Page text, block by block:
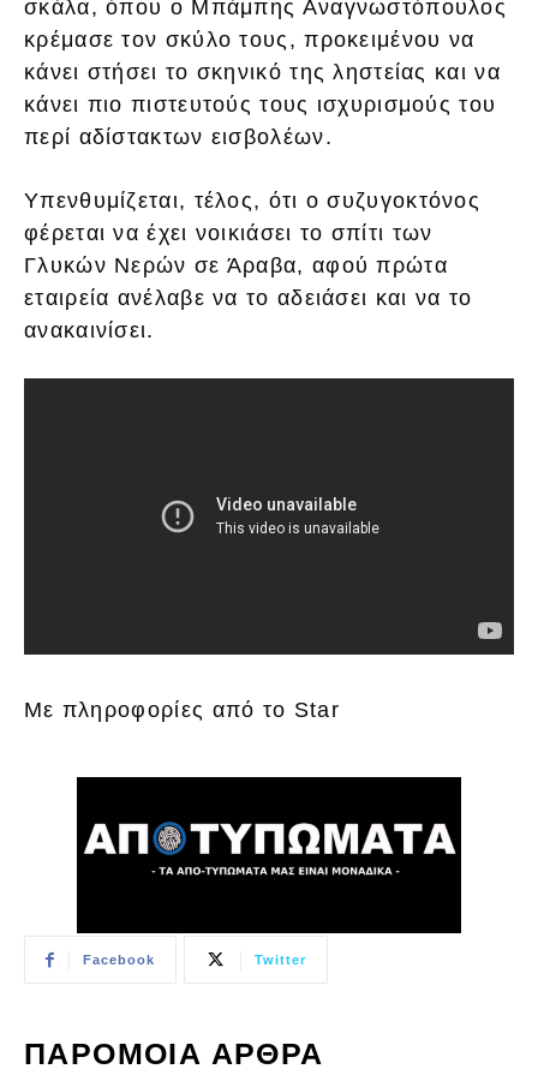
σκάλα, όπου ο Μπάμπης Αναγνωστόπουλος
κρέμασε τον σκύλο τους, προκειμένου να
κάνει στήσει το σκηνικό της ληστείας και να
κάνει πιο πιστευτούς τους ισχυρισμούς του
περί αδίστακτων εισβολέων.
Υπενθυμίζεται, τέλος, ότι ο συζυγοκτόνος
φέρεται να έχει νοικιάσει το σπίτι των
Γλυκών Νερών σε Άραβα, αφού πρώτα
εταιρεία ανέλαβε να το αδειάσει και να το
ανακαινίσει.
Με πληροφορίες από το Star
Facebook Twitter
ΠΑΡΟΜΟΙΑ ΑΡΘΡΑ